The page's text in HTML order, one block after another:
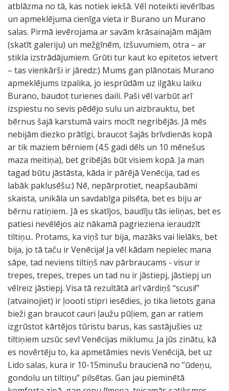
atblāzma no tā, kas notiek iekšā. Vēl noteikti ievērības
un apmeklējuma cienīga vieta ir Burano un Murano
salas. Pirmā ievērojama ar savām krāsainajām mājām
(skatīt galeriju) un mežģīnēm, izšuvumiem, otra – ar
stikla izstrādājumiem. Grūti tur kaut ko epitetos ietvert
– tas vienkārši ir jāredz:) Mums gan plānotais Murano
apmeklējums izpalika, jo iesprūdām uz ilgāku laiku
Burano, baudot turienes daili. Paši vēl varbūt arī
izspiestu no sevis pēdējo sulu un aizbrauktu, bet
bērnus šajā karstumā vairs mocīt negribējās. Jā mēs
nebijām diezko prātīgi, braucot šajās brīvdienās kopā
ar tik maziem bērniem (4.5 gadi dēls un 10 mēnešus
maza meitiņa), bet gribējās būt visiem kopā. Ja man
tagad būtu jāstāsta, kāda ir pārējā Venēcija, tad es
labāk paklusēšu:) Nē, nepārprotiet, neapšaubāmi
skaista, unikāla un savdabīga pilsēta, bet es biju ar
bērnu ratiņiem.. Jā es skatījos, baudīju tās ieliņas, bet es
patiesi nevēlējos aiz nākamā pagrieziena ieraudzīt
tiltiņu.. Protams, ka viņš tur bija, mazāks vai lielāks, bet
bija, jo tā taču ir Venēcija! Ja vēl kādam nepielec mana
sāpe, tad neviens tiltiņš nav pārbraucams - visur ir
trepes, trepes, trepes un tad nu ir jāstiepj, jāstiepj un
vēlreiz jāstiepj. Visa tā rezultātā arī vārdiņš “scusi!”
(atvainojiet) ir ļoooti stipri iesēdies, jo tika lietots gana
bieži gan braucot cauri ļaužu pūļiem, gan ar ratiem
izgrūstot kārtējos tūristu barus, kas sastājušies uz
tiltiņiem uzsūc sevī Venēcijas miklumu. Ja jūs zinātu, kā
es novērtēju to, ka apmetāmies nevis Venēcijā, bet uz
Lido salas, kura ir 10-15minušu braucienā no “ūdeņu,
gondolu un tiltiņu” pilsētas. Gan jau pieminētā